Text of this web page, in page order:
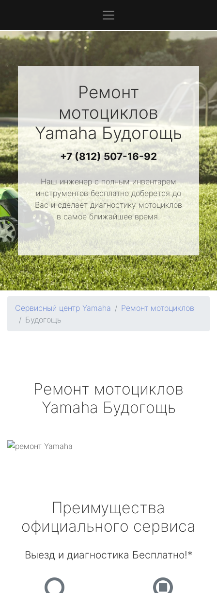
Ремонт
мотоциклов
YamahaБудогощь
+7 (812) 507-16-92
Наш инженер с полным инвентарем
инструментов бесплатно доберется до
Вас и сделает диагностику мотоциклов
в самое ближайшее время.
Сервисный центр Yamaha
Ремонт мотоциклов
Будогощь
Ремонт мотоциклов
Yamaha Будогощь
Преимущества
официального сервиса
Выезд и диагностика Бесплатно!*